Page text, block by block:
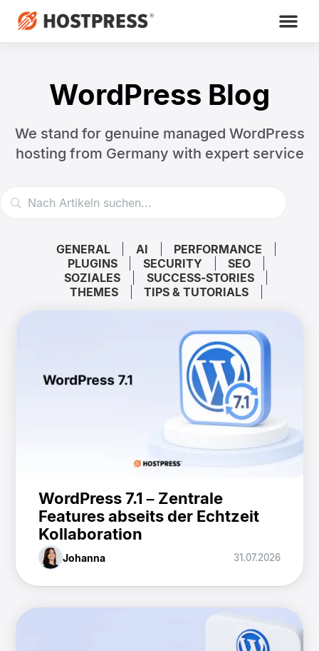
WordPress Blog
We stand for genuine managed WordPress
hosting from Germany with expert service
GENERAL AI
PERFORMANCE
PLUGINS
SECURITY
SEO
SOZIALES
SUCCESS-STORIES
THEMES
TIPS & TUTORIALS
WordPress 7.1 – Zentrale
Features abseits der Echtzeit
Kollaboration
Johanna 31.07.2026